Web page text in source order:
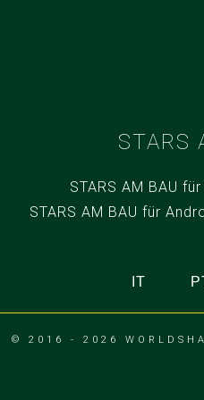
STARS
STARS AM BAU
STARS AM BAU für
IT
© 2016 - 2026